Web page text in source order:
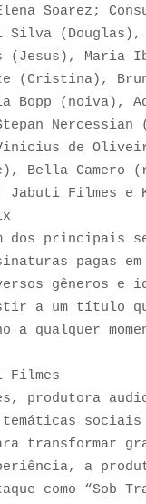
Soarez;
Silva
(Jesus), Maria
(Cristina),
Bopp (noiva),
de
Bella Camero
Jabuti Filmes e
principais
pagas
gêneros e
a um título
a qualquer
Filmes
produtora
temáticas
transformar
a
como “Sob